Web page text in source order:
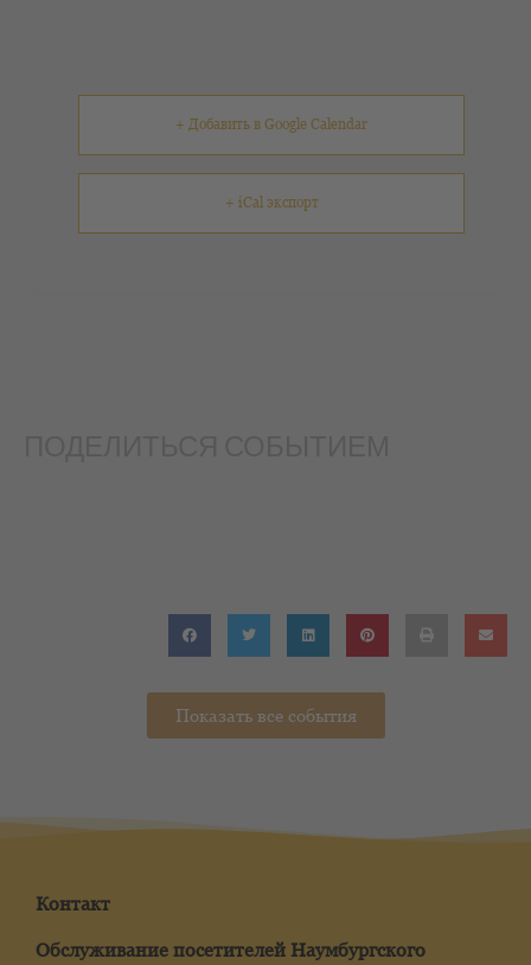
+ Добавить в Google Calendar
+ iCal экспорт
Показать все события
Контакт
Обслуживание посетителей Наумбургского